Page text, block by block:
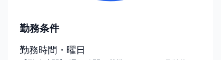
勤務条件
勤務時間・曜日